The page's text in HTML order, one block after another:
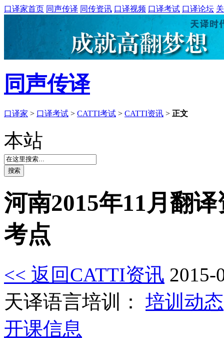
口译家首页 同声传译 同传资讯 口译视频 口译考试 口译论坛
同声传译
口译家 > 口译考试 > CATTI考试 > CATTI资讯 > 正文
本站
河南2015年11月翻
考点
<< 返回CATTI资讯 2015-
天译语言培训： 培训动态
开课信息